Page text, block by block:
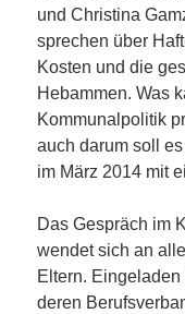
und Christina
sprechen über
Kosten und die
Hebammen. Was
Kommunalpolitik
auch darum soll
im März 2014 mit
Das Gespräch im
wendet sich an
Eltern.
deren